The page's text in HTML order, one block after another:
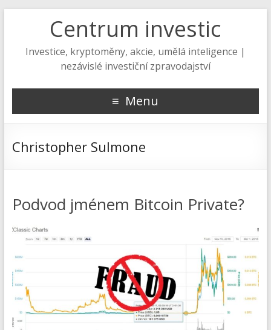
Centrum investic
Investice, kryptoměny, akcie, umělá inteligence |
nezávislé investiční zpravodajství
Menu
Christopher Sulmone
Podvod jménem Bitcoin Private?